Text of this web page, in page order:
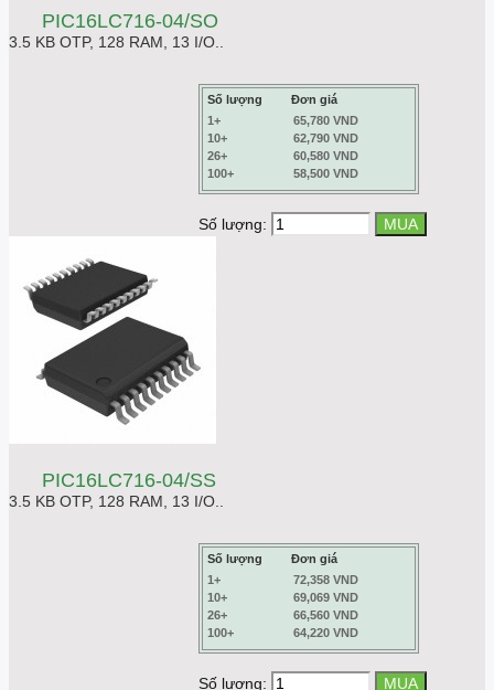
PIC16LC716-04/SO
3.5 KB OTP, 128 RAM, 13 I/O..
Số lượng
Đơn giá
1+
65,780 VND
10+
62,790 VND
26+
60,580 VND
100+
58,500 VND
Số lượng:
PIC16LC716-04/SS
3.5 KB OTP, 128 RAM, 13 I/O..
Số lượng
Đơn giá
1+
72,358 VND
10+
69,069 VND
26+
66,560 VND
100+
64,220 VND
Số lượng: